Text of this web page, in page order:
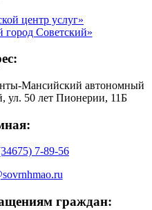
центр услуг»
Советский»
Мансийский автономный
ул. 50 лет Пионерии, 11Б
7-89-56
граждан: